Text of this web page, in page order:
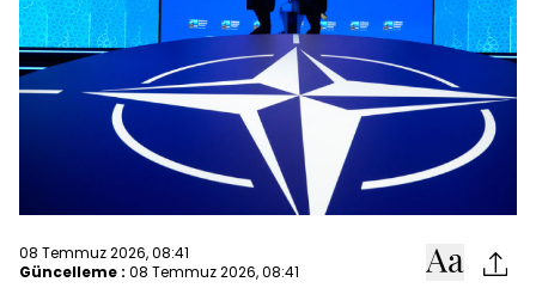
08 Temmuz 2026, 08:41
Güncelleme : 08 Temmuz 2026, 08:41